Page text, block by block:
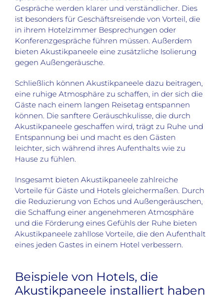
Gespräche werden klarer und verständlicher. Dies
ist besonders für Geschäftsreisende von Vorteil, die
in ihrem Hotelzimmer Besprechungen oder
Konferenzgespräche führen müssen. Außerdem
bieten Akustikpaneele eine zusätzliche Isolierung
gegen Außengeräusche.
Schließlich können Akustikpaneele dazu beitragen,
eine ruhige Atmosphäre zu schaffen, in der sich die
Gäste nach einem langen Reisetag entspannen
können. Die sanftere Geräuschkulisse, die durch
Akustikpaneele geschaffen wird, trägt zu Ruhe und
Entspannung bei und macht es den Gästen
leichter, sich während ihres Aufenthalts wie zu
Hause zu fühlen.
Insgesamt bieten Akustikpaneele zahlreiche
Vorteile für Gäste und Hotels gleichermaßen. Durch
die Reduzierung von Echos und Außengeräuschen,
die Schaffung einer angenehmeren Atmosphäre
und die Förderung eines Gefühls der Ruhe bieten
Akustikpaneele zahllose Vorteile, die den Aufenthalt
eines jeden Gastes in einem Hotel verbessern.
Beispiele von Hotels, die
Akustikpaneele installiert haben